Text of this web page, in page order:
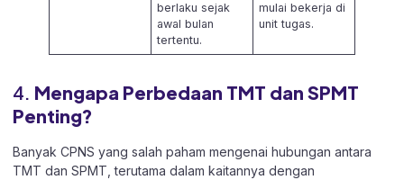
berlaku sejak
awal bulan
tertentu.
mulai bekerja di
unit tugas.
4. Mengapa Perbedaan TMT dan SPMT
Penting?
Banyak CPNS yang salah paham mengenai hubungan antara
TMT dan SPMT, terutama dalam kaitannya dengan